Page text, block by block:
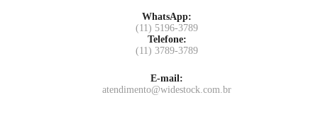
WhatsApp:
(11) 5196-3789
Telefone:
(11) 3789-3789
E-mail:
atendimento@widestock.com.br